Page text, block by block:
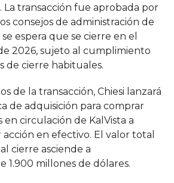
La transacción fue aprobada por
consejos de administración de
se espera que se cierre en el
2026, sujeto al cumplimiento
de cierre habituales.
de la transacción, Chiesi lanzará
de adquisición para comprar
en circulación de KalVista a
en efectivo. El valor total
cierre asciende a
1.900 millones de dólares.